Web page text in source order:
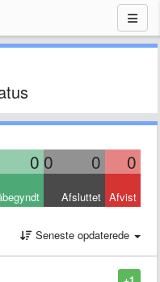
0 0 0 0
Afsluttet Afvist
Seneste opdaterede